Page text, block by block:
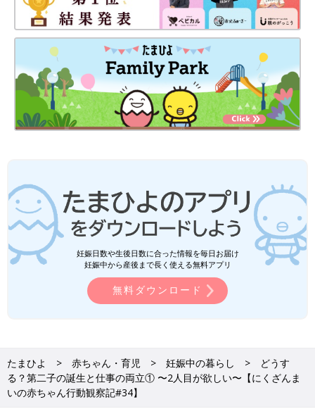
妊娠日数や生後日数に合った情報を毎日お届け
妊娠中から産後まで長く使える無料アプリ
無料ダウンロード
たまひよ 赤ちゃん・育児 妊娠中の暮らし
どうす
る？第二子の誕生と仕事の両立① 〜2人目が欲しい〜【にくざんま
いの赤ちゃん行動観察記#34】